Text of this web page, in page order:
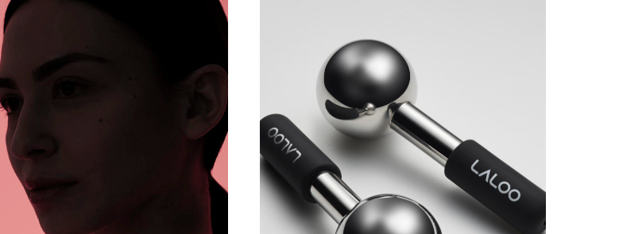
что в солнечный день и дела
идут, и настроение стремится в
космос? Все дело в свете!
ГАДЖЕТ
Выберите подходящий Вам гаджет с
косметологом
PURE LIFT
ГУАША
РОЛЛЕР
NEO4 FACEBALL
LALOO КРИОСФЕРЫ